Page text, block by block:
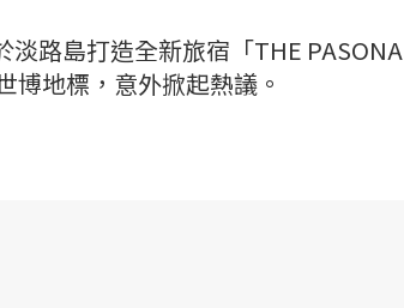
路島打造全新旅宿「THE PASONA
地標，意外掀起熱議。